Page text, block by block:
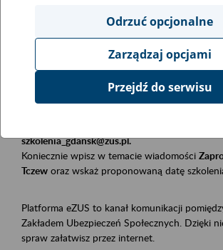
Obszar merytoryczny
Płatnicy, ubezpieczeni, świadczeniobiorcy
Opis wydarzenia
Szkolenie stacjonarne w siedzibie firmy,
szkolenia_gdansk@zus.pl.
Koniecznie wpisz w temacie wiadomości
Tczew oraz wskaż proponowaną datę
Platforma eZUS to kanał komunikacji
Zakładem Ubezpieczeń Społecznych. Dzięki
spraw załatwisz przez internet.
Odrzuć opcjonalne
Zarządzaj opcjami
Przejdź do serwisu